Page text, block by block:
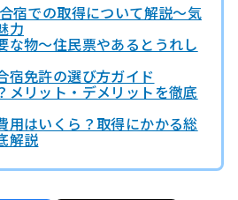
宿での取得について解説～気
力
な物～住民票やあるとうれし
宿免許の選び方ガイド
メリット・デメリットを徹底
用はいくら？取得にかかる総
解説